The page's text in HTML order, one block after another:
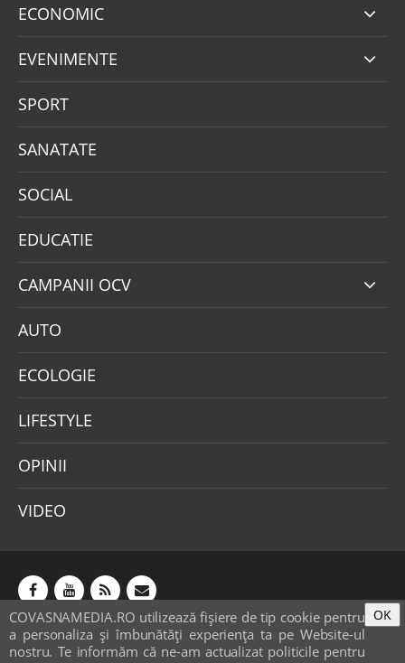
ECONOMIC
EVENIMENTE
SPORT
SANATATE
SOCIAL
EDUCATIE
CAMPANII OCV
AUTO
ECOLOGIE
LIFESTYLE
OPINII
VIDEO
COVASNAMEDIA.RO utilizează fişiere de tip cookie pentru
a personaliza și îmbunătăți experiența ta pe Website-ul
nostru. Te informăm că ne-am actualizat politicile pentru
OK
Abonamente Publicitate
Mica publicitate
Contact
Sondaje POLITICA COOKIE-URI & GDPR